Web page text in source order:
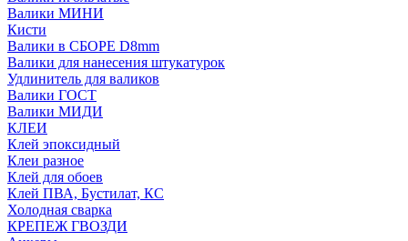
Валики МИНИ
Кисти
Валики в СБОРЕ D8mm
Валики для нанесения штукатурок
Удлинитель для валиков
Валики ГОСТ
Валики МИДИ
КЛЕИ
Клей эпоксидный
Клеи разное
Клей для обоев
Клей ПВА, Бустилат, КС
Холодная сварка
КРЕПЕЖ ГВОЗДИ